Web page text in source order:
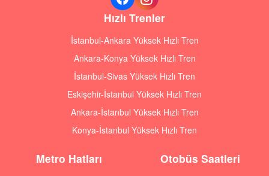
Hızlı Trenler
İstanbul-Ankara Yüksek Hızlı Tren
Ankara-Konya Yüksek Hızlı Tren
İstanbul-Sivas Yüksek Hızlı Tren
Eskişehir-İstanbul Yüksek Hızlı Tren
Ankara-İstanbul Yüksek Hızlı Tren
Konya-İstanbul Yüksek Hızlı Tren
Metro Hatları Otobüs Saatleri